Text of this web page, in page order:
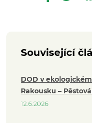
Související
DOD v
Rakousku –
12.6.2026